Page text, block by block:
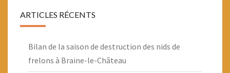
ARTICLES RÉCENTS
Bilan de la saison de destruction des nids de
frelons à Braine-le-Château